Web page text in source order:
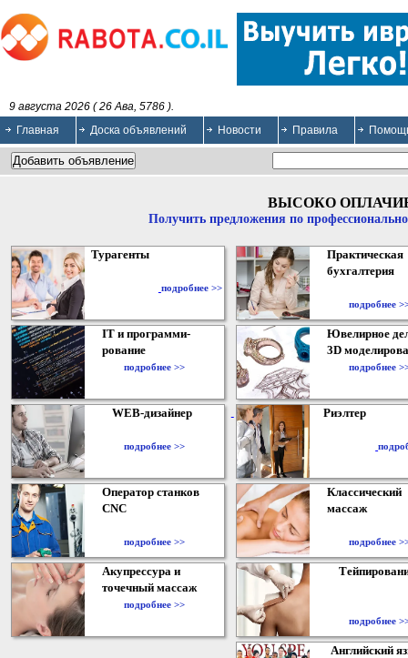
9 августа 2026 ( 26 Ава, 5786 ).
Главная
Доска объявлений Новости Правила
ВЫСОКО
Получить предложения по
Турагенты
подробнее >>
Практическая
бухгалтерия
подробнее
IT и программи-
рование
подробнее >>
Ювелирное
3D
подробнее
WEB-дизайнер
подробнее >>
Риэлтер
Оператор станков
CNC
подробнее >>
Классический
массаж
подробнее
Акупрессура и
точечный массаж
подробнее >>
подробнее
Английский